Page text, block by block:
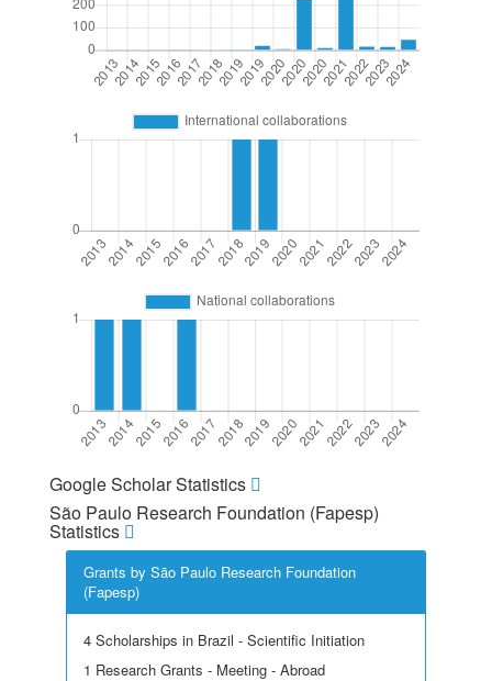
Google Scholar Statistics
São Paulo Research Foundation (Fapesp)
Statistics
Grants by São Paulo Research Foundation
(Fapesp)
4 Scholarships in Brazil - Scientific Initiation
1 Research Grants - Meeting - Abroad